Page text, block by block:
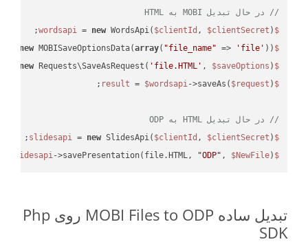
// در حال تبدیل MOBI به HTML
$wordsapi
= new WordsApi( $clientId , $clientSecret );
$saveOptions
new MOBISaveOptionsData(array( "file_name" => 'file' ));
$request
new Requests\SaveAsRequest( 'file.HTML' , $saveOptions );
$result
= $wordsapi->saveAs( $request
// در حال تبدیل HTML به ODP
$slidesapi
= new SlidesApi( $clientId , $clientSecret );
$slidesapi
->savePresentation(file.HTML, "ODP" , $NewFile);
تبدیل ساده MOBI Files to ODP روی Php
SDK